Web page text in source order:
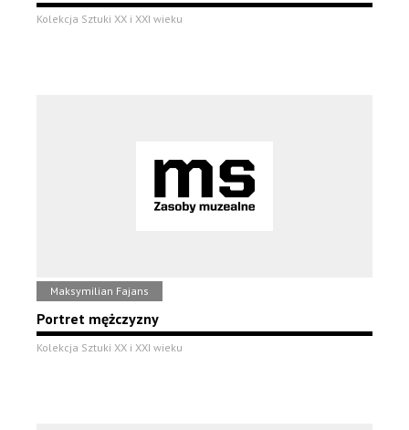
Kolekcja Sztuki XX i XXI wieku
Maksymilian Fajans
Portret mężczyzny
Kolekcja Sztuki XX i XXI wieku